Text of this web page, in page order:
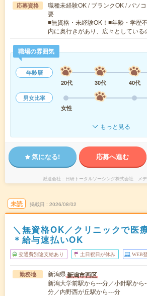
応募資格
職種未経験OK / ブランクOK / パソ
要
■無資格・未経験OK！■年齢・学歴
内に奥行きがあり、広々としてい
職場の雰囲気
年齢層
20代
30代 40代
男女比率
女性
もっと見る
気になる! 応募へ進む
派遣会社 日研トータルソーシング株式会社 メ
未読 掲載日 2026/08/02
＼無資格OK／クリニックで医
＊給与速払いOK
交通費別途支給あり 土日祝日が休み WEB
勤務地 新潟県新潟市西区
新潟大学前駅から---分／小針駅か
分／内野西が丘駅から---分